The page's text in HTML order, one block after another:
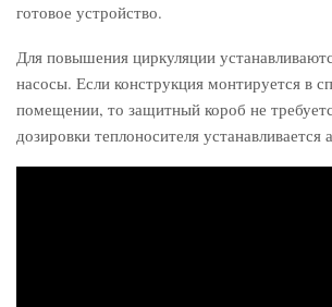
готовое устройство.
Для повышения циркуляции
насосы. Если конструкция монтируется в
помещении, то защитный короб не
дозировки теплоносителя устанавливается